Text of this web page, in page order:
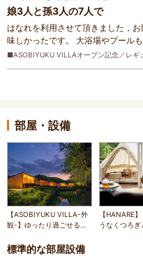
娘3人と孫3人の7人で
はなれを利用させて頂きました，
味しかったです。 大浴場やプール
■ASOBIYUKU VILLAオープン記念／レギ
部屋・設備
【ASOBIYUKU VILLA-外
観-】ゆったり過ごせる、
切VILLA
【HANARE
うなくつろぎ
標準的な部屋設備